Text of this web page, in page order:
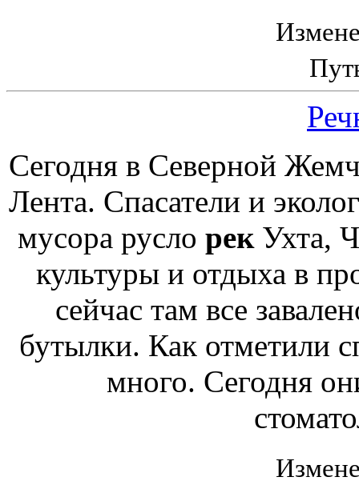
Сегодня в Северной
Лента. Спасатели и
мусора русло рекУхта,
культуры и отдыха в
сейчас там все
бутылки. Как отметили
много. Сегодня